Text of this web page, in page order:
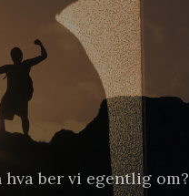
hva ber vi egentlig om?